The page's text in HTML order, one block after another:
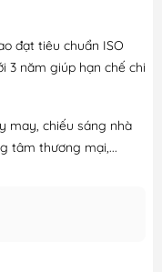
đạt tiêu chuẩn ISO
3 năm giúp hạn chế chi
may, chiếu sáng nhà
tâm thương mại,...